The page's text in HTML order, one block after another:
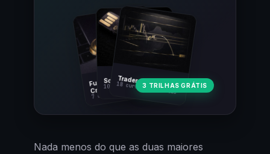
Fundamentos
Cripto
7 cursos · 31 aulas
Trader Cripto
18 cursos · 80 aulas
Soberania Bitcoin
10 cursos · 44 aulas3 TRILHAS GRÁTIS
Nada menos do que as duas maiores